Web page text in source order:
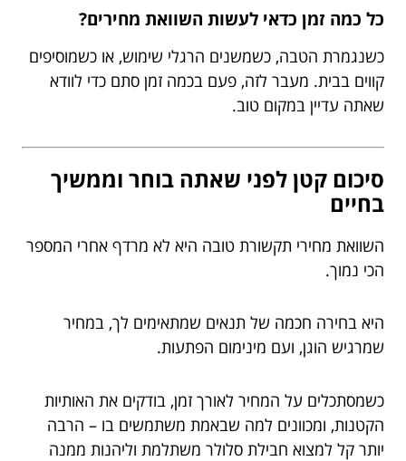
כל כמה זמן כדאי לעשות השוואת מחירים?
כשנגמרת הטבה, כשמשנים הרגלי שימוש, או כשמוסיפים
קווים בבית. מעבר לזה, פעם בכמה זמן סתם כדי לוודא
שאתה עדיין במקום טוב.
סיכום קטן לפני שאתה בוחר וממשיך
בחיים
השוואת מחירי תקשורת טובה היא לא מרדף אחרי המספר
הכי נמוך.
היא בחירה חכמה של תנאים שמתאימים לך, במחיר
שמרגיש הוגן, ועם מינימום הפתעות.
כשמסתכלים על המחיר לאורך זמן, בודקים את האותיות
הקטנות, ומכוונים למה שבאמת משתמשים בו – הרבה
יותר קל למצוא חבילת סלולר משתלמת וליהנות ממנה